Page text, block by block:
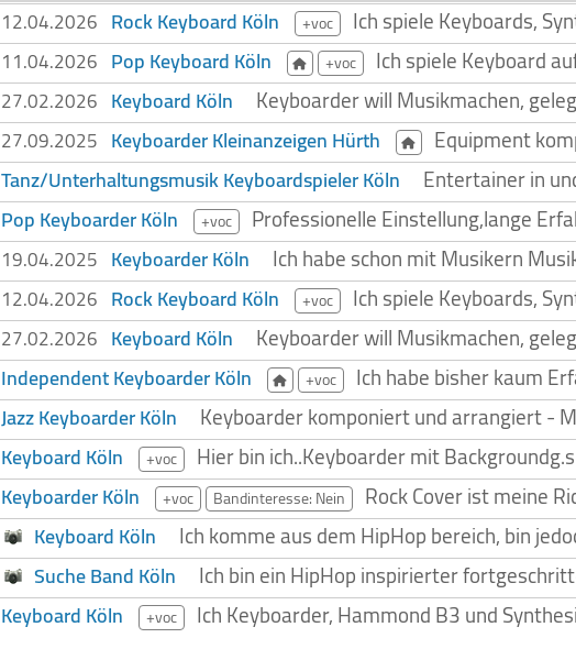
12.04.2026 Rock Keyboard Köln +voc Ich spiele Keyboards,
11.04.2026 Pop Keyboard Köln +voc Ich spiele Keyboard
27.02.2026 Keyboard Köln Keyboarder will Musikmachen,
27.09.2025 Keyboarder Kleinanzeigen Hürth Equipment
Tanz/Unterhaltungsmusik Keyboardspieler Köln Entertainer in
Pop Keyboarder Köln +voc Professionelle Einstellung,lange
19.04.2025 Keyboarder Köln Ich habe schon mit Musikern
12.04.2026 Rock Keyboard Köln +voc Ich spiele Keyboards,
27.02.2026 Keyboard Köln Keyboarder will Musikmachen,
Independent Keyboarder Köln +voc Ich habe bisher kaum
Jazz Keyboarder Köln Keyboarder komponiert und arrangiert -
Keyboard Köln +voc Hier bin ich..Keyboarder mit
Keyboarder Köln +voc Bandinteresse: Nein Rock Cover ist meine
Keyboard Köln Ich komme aus dem HipHop bereich, bin
Suche Band Köln Ich bin ein HipHop inspirierter
Keyboard Köln +voc Ich Keyboarder, Hammond B3 und